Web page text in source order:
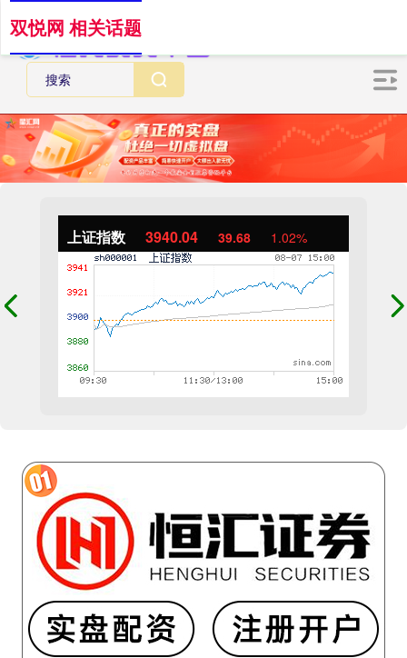
上证指数 3940.04 39.68 1.02%
双悦网 相关话题